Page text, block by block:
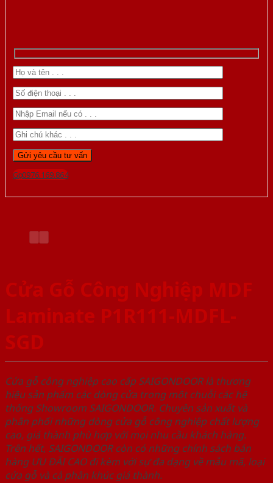
Gọi 0976.169.864
Cửa Gỗ Công Nghiệp MDF
Laminate P1R111-MDFL-
SGD
Cửa gỗ công nghiệp cao cấp SAIGONDOOR là thương
hiệu sản phẩm các dòng cửa trong một chuỗi các hệ
thống Showroom SAIGONDOOR. Chuyên sản xuất và
phân phối những dòng cửa gỗ công nghiệp chất lượng
cao, giá thành phù hợp với mọi nhu cầu khách hàng.
Trên hết, SAIGONDOOR còn có những chính sách bán
hàng ƯU ĐÃI CAO đi kèm với sự đa dạng về mẫu mã, loại
cửa gỗ và cả phân khúc giá thành.